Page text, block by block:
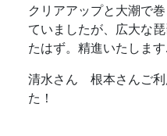
クリアアップと大潮で
ていましたが、広大な
たはず。精進いたしま
清水さん 根本さんご利
た！